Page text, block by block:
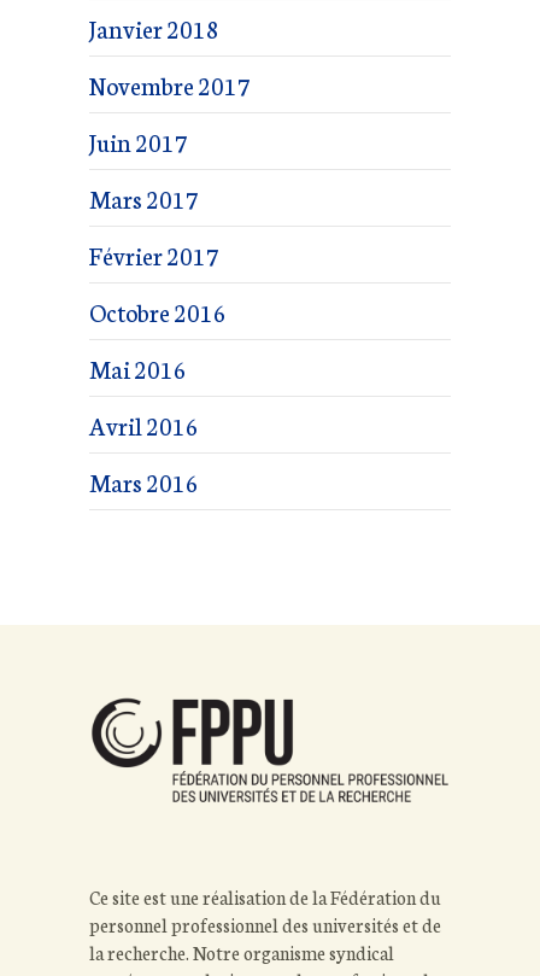
Janvier 2018
Novembre 2017
Juin 2017
Mars 2017
Février 2017
Octobre 2016
Mai 2016
Avril 2016
Mars 2016
Ce site est une réalisation de la Fédération du
personnel professionnel des universités et de
la recherche. Notre organisme syndical